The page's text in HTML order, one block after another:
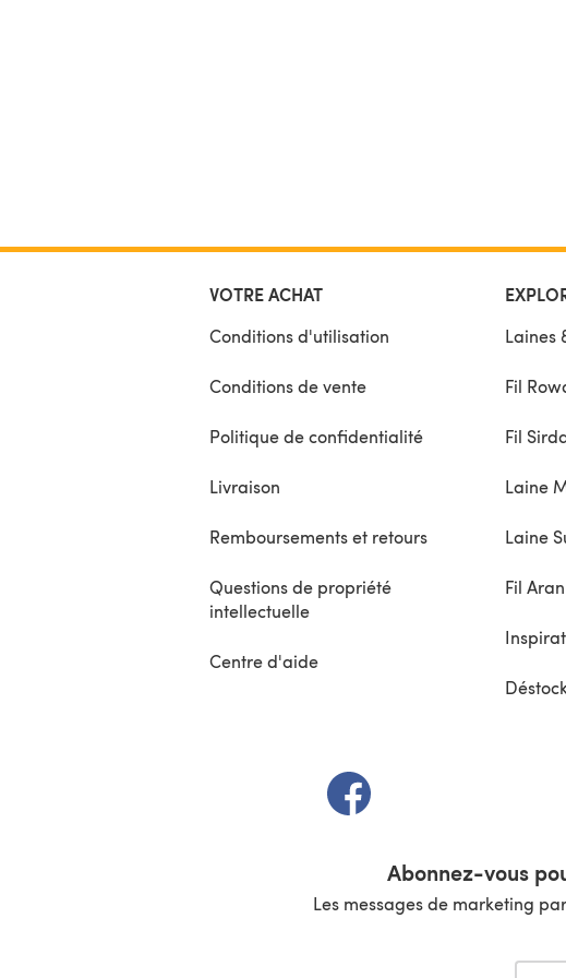
VOTRE ACHAT
Conditions d'utilisation
Conditions de vente
Politique de confidentialité
Livraison
Remboursements et retours
Questions de propriété
intellectuelle
Centre d'aide
Laines
Fil
Fil
Laine
Laine
Fil Aran
(s'ouvre dans un nouvel
Abonnez-vous
Les messages de marketing